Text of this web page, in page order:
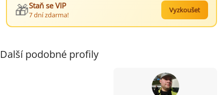
🎁Staň se VIP
7 dní zdarma!
Vyzkoušet
Další podobné profily